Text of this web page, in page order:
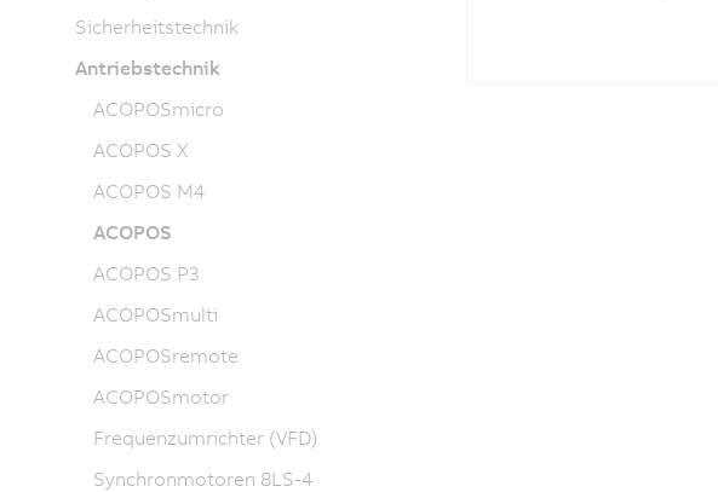
Sicherheitstechnik
Antriebstechnik
ACOPOSmicro
ACOPOS X
ACOPOS M4
ACOPOS
ACOPOS P3
ACOPOSmulti
ACOPOSremote
ACOPOSmotor
Frequenzumrichter (VFD)
Synchronmotoren 8LS-4